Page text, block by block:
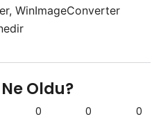
WinImageConverter
Oldu?
0 0 0